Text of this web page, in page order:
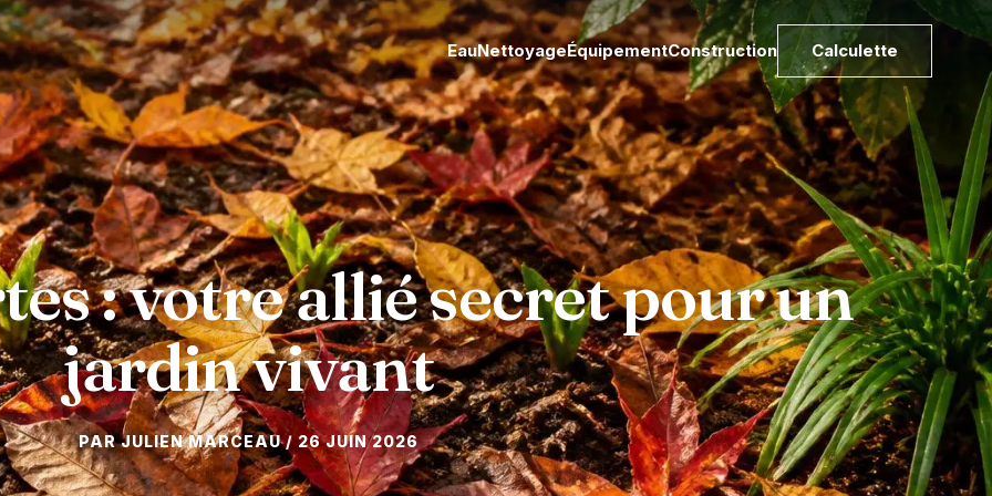
EauNettoyageÉquipementConstruction Calculette
: votre allié secret pour un
jardin vivant
26 JUIN 2026